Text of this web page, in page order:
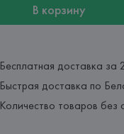
В корзину
Бесплатная доставка за
Быстрая доставка по
Количество товаров без